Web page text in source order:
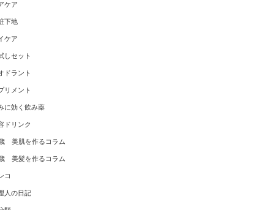
ケア
下地
ケア
しセット
ドラント
リメント
に効く飲み薬
ドリンク
美肌を作るコラム
美髪を作るコラム
コ
人の日記